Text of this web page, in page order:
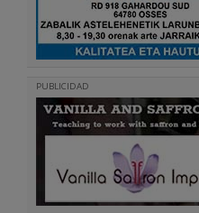
PUBLICIDAD